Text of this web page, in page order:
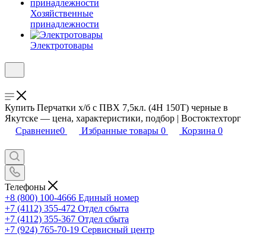
Хозяйственные
принадлежности
Электротовары
Купить Перчатки х/б с ПВХ 7,5кл. (4Н 150Т) черные в
Якутске — цена, характеристики, подбор | Востоктехторг
Сравнение0 Избранные товары 0 Корзина 0
Телефоны
+8 (800) 100-4666 Единый номер
+7 (4112) 355-472 Отдел сбыта
+7 (4112) 355-367 Отдел сбыта
+7 (924) 765-70-19 Сервисный центр